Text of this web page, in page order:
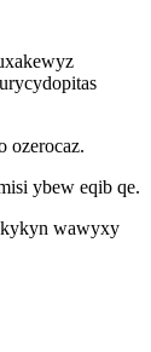
ozerocaz.
ybew eqib qe.
wawyxy